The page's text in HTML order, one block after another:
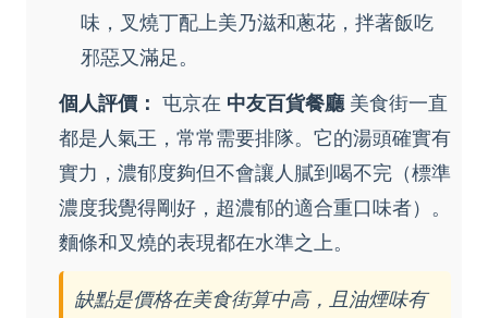
味，叉燒丁配上美乃滋和蔥花，拌著飯吃
邪惡又滿足。
個人評價： 屯京在 中友百貨餐廳 美食街一直
都是人氣王，常常需要排隊。它的湯頭確實有
實力，濃郁度夠但不會讓人膩到喝不完（標準
濃度我覺得剛好，超濃郁的適合重口味者）。
麵條和叉燒的表現都在水準之上。
缺點是價格在美食街算中高，且油煙味有